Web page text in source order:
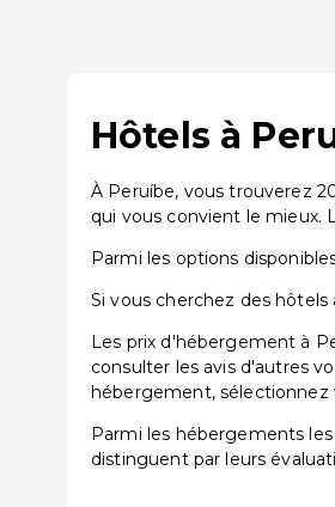
Hôtels à
À Peruíbe, vous trouverez
qui vous convient le mieux.
Parmi les options
Si vous cherchez des
Les prix d'hébergement à
consulter les avis d'autres
hébergement, sélectionnez
Parmi les hébergements
distinguent par leurs